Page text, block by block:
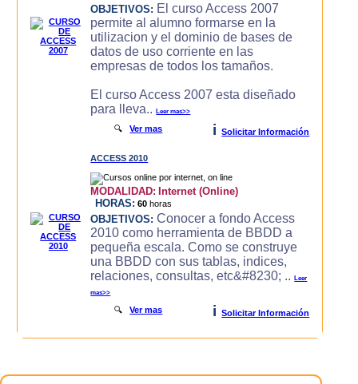
OBJETIVOS: El curso Access 2007
permite al alumno formarse en la
utilizacion y el dominio de bases de
datos de uso corriente en las
empresas de todos los tamaños.
El curso Access 2007 esta diseñado
para lleva..Leer mas>>
🔍Ver mas i Solicitar Información
ACCESS 2010
MODALIDAD: Internet (Online)
HORAS: 60 horas
OBJETIVOS: Conocer a fondo Access
2010 como herramienta de BBDD a
pequeña escala. Como se construye
una BBDD con sus tablas, indices,
relaciones, consultas, etc&#8230; ..Leer
mas>>
🔍Ver mas i Solicitar Información